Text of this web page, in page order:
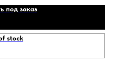
под заказ
stock